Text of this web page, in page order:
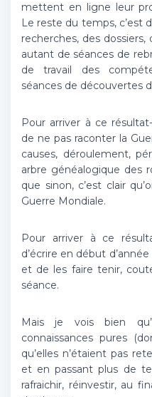
mettent en ligne leur
Le reste du temps, c’est
recherches, des
autant de séances de
de travail des
séances de découvertes
Pour arriver à ce
de ne pas raconter la
causes, déroulement,
arbre généalogique des
que sinon, c’est clair
Guerre Mondiale.
Pour arriver à ce
d’écrire en début
et de les faire tenir,
séance.
Mais je vois bien
connaissances pures
qu’elles n’étaient pas
et en passant plus de
rafraichir, réinvestir, au